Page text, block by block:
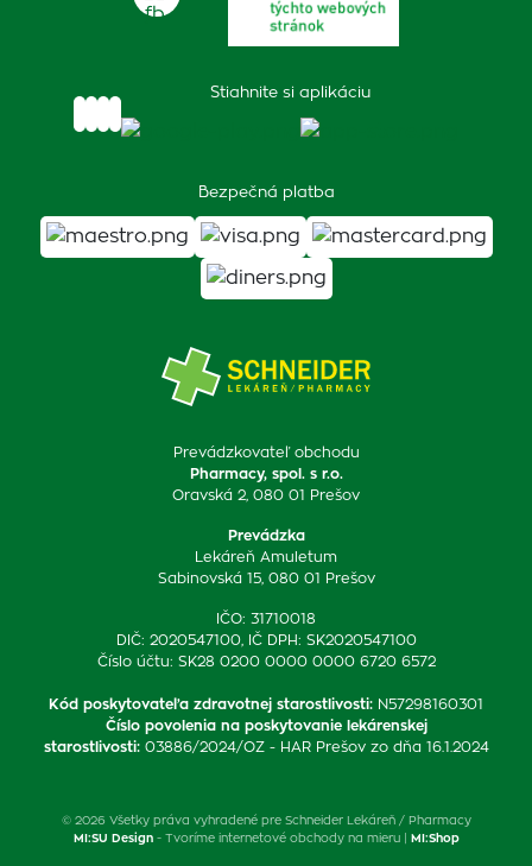
Prevádzkovateľ obchodu
Pharmacy, spol. s r.o.
Oravská 2, 080 01 Prešov
Prevádzka
Lekáreň Amuletum
Sabinovská 15, 080 01 Prešov
IČO: 31710018
DIČ: 2020547100, IČ DPH: SK2020547100
Číslo účtu: SK28 0200 0000 0000 6720 6572
Kód poskytovateľa zdravotnej starostlivosti: N57298160301
Číslo povolenia na poskytovanie lekárenskej
starostlivosti: 03886/2024/OZ - HAR Prešov zo dňa 16.1.2024
Stiahnite si aplikáciu
Bezpečná platba
© 2026 Všetky práva vyhradené pre Schneider Lekáreň / Pharmacy
MI:SU Design- Tvoríme internetové obchody na mieru | MI:Shop